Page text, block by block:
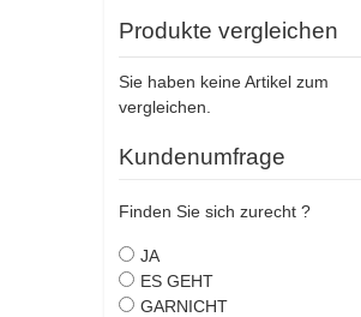
Produkte vergleichen
Sie haben keine Artikel zum
vergleichen.
Kundenumfrage
Finden Sie sich zurecht ?
JA
ES GEHT
GARNICHT